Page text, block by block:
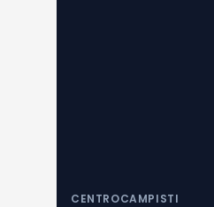
CENTROCAMPISTI